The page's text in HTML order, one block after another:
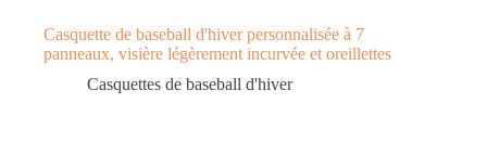
Casquette de baseball d'hiver personnalisée à 7
panneaux, visière légèrement incurvée et oreillettes
Casquettes de baseball d'hiver